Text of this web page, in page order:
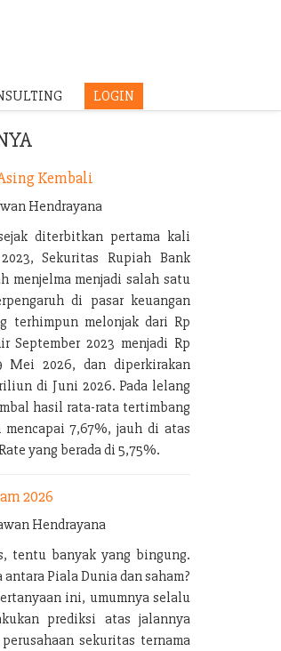
LOGIN
Kembali
Hendrayana
diterbitkan pertama kali
Sekuritas Rupiah Bank
menjelma menjadi salah satu
di pasar keuangan
terhimpun melonjak dari Rp
September 2023 menjadi Rp
2026, dan diperkirakan
di Juni 2026. Pada lelang
hasil rata-rata tertimbang
7,67%, jauh di atas
yang berada di 5,75%.
2026
Hendrayana
tentu banyak yang bingung.
Piala Dunia dan saham?
ini, umumnya selalu
prediksi atas jalannya
sekuritas ternama